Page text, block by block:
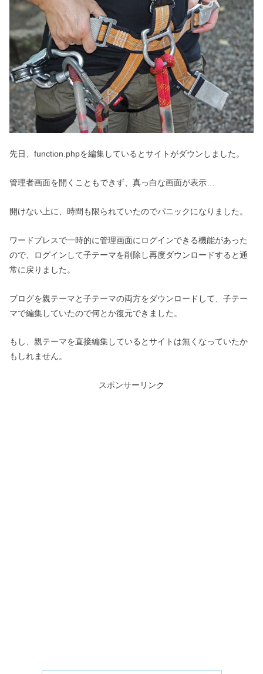
先日、function.phpを編集しているとサイトがダウンしました。
管理者画面を開くこともできず、真っ白な画面が表示…
開けない上に、時間も限られていたのでパニックになりました。
ワードプレスで一時的に管理画面にログインできる機能があった
ので、ログインして子テーマを削除し再度ダウンロードすると通
常に戻りました。
ブログを親テーマと子テーマの両方をダウンロードして、子テー
マで編集していたので何とか復元できました。
もし、親テーマを直接編集しているとサイトは無くなっていたか
もしれません。
スポンサーリンク